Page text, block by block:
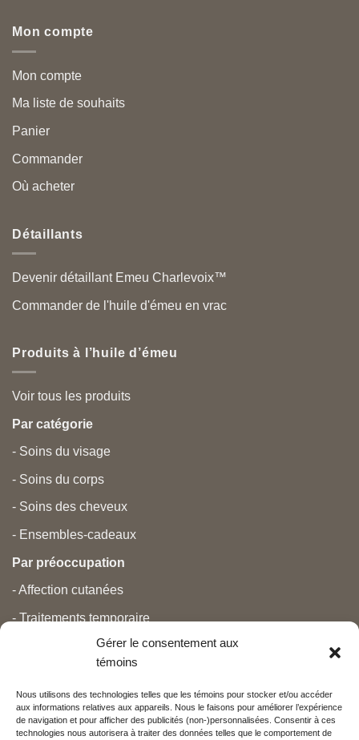
Gérer le consentement aux
témoins
Nous utilisons des technologies telles que les témoins pour stocker et/ou accéder
aux informations relatives aux appareils. Nous le faisons pour améliorer l’expérience
de navigation et pour afficher des publicités (non-)personnalisées. Consentir à ces
technologies nous autorisera à traiter des données telles que le comportement de
Mon compte
Mon compte
Ma liste de souhaits
Panier
Commander
Où acheter
Détaillants
Devenir détaillant Emeu Charlevoix™
Commander de l'huile d'émeu en vrac
Produits à l’huile d’émeu
Voir tous les produits
Par catégorie
- Soins du visage
- Soins du corps
- Soins des cheveux
- Ensembles-cadeaux
Par préoccupation
- Affection cutanées
- Traitements temporaire
- Grossesse et nouveau-né
- Anti-âge et beauté